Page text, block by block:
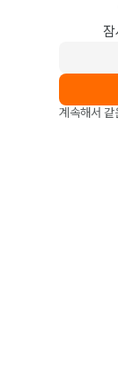
계속해서 같